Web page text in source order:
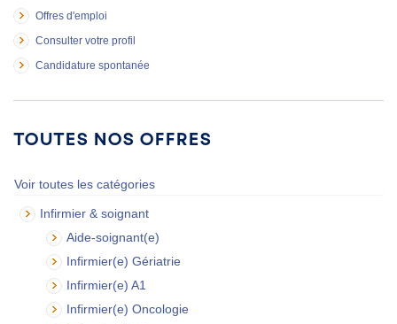
Offres d'emploi
Consulter votre profil
Candidature spontanée
Toutes nos offres
Voir toutes les catégories
Infirmier & soignant
Aide-soignant(e)
Infirmier(e) Gériatrie
Infirmier(e) A1
Infirmier(e) Oncologie